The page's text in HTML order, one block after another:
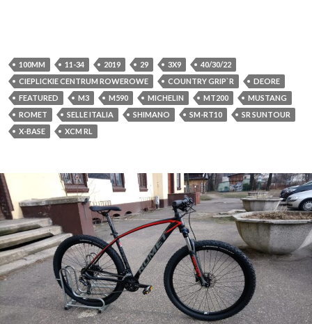
100MM 11-34 2019 29 3X9
40/30/22
CIEPLICKIE CENTRUM ROWEROWE
COUNTRY GRIP`R
DEORE
FEATURED
M3 M590 MICHELIN MT200
MUSTANG
ROMET
SELLE ITALIA SHIMANO SM-RT10
SR SUNTOUR
X-BASE
XCM RL